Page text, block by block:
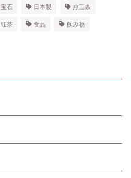
宝石 日本製 燕三条
紅茶 食品 飲み物